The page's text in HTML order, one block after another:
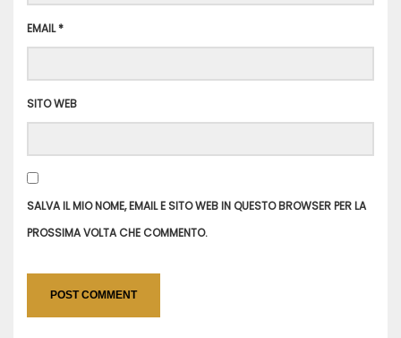
EMAIL*
SITO WEB
SALVA IL MIO NOME, EMAIL E SITO WEB IN QUESTO BROWSER PER LA
PROSSIMA VOLTA CHE COMMENTO.